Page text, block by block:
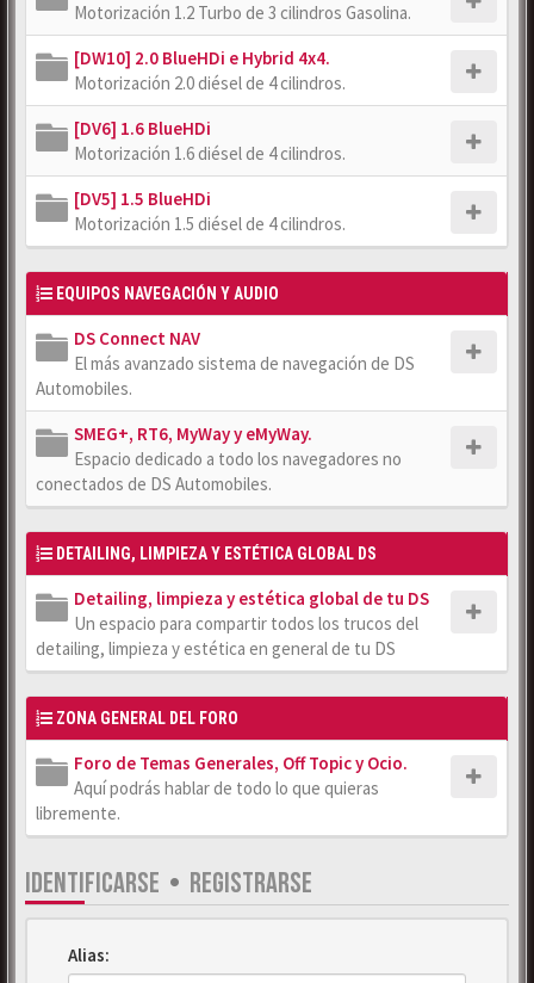
Motorización 1.2 Turbo de 3 cilindros Gasolina.
[DW10] 2.0 BlueHDi e Hybrid 4x4.
Motorización 2.0 diésel de 4 cilindros.
[DV6] 1.6 BlueHDi
Motorización 1.6 diésel de 4 cilindros.
[DV5] 1.5 BlueHDi
Motorización 1.5 diésel de 4 cilindros.
EQUIPOS NAVEGACIÓN Y AUDIO
DS Connect NAV
El más avanzado sistema de navegación de DS
Automobiles.
SMEG+, RT6, MyWay y eMyWay.
Espacio dedicado a todo los navegadores no
conectados de DS Automobiles.
DETAILING, LIMPIEZA Y ESTÉTICA GLOBAL DS
Detailing, limpieza y estética global de tu DS
Un espacio para compartir todos los trucos del
detailing, limpieza y estética en general de tu DS
ZONA GENERAL DEL FORO
Foro de Temas Generales, Off Topic y Ocio.
Aquí podrás hablar de todo lo que quieras
libremente.
IDENTIFICARSE • REGISTRARSE
Alias: